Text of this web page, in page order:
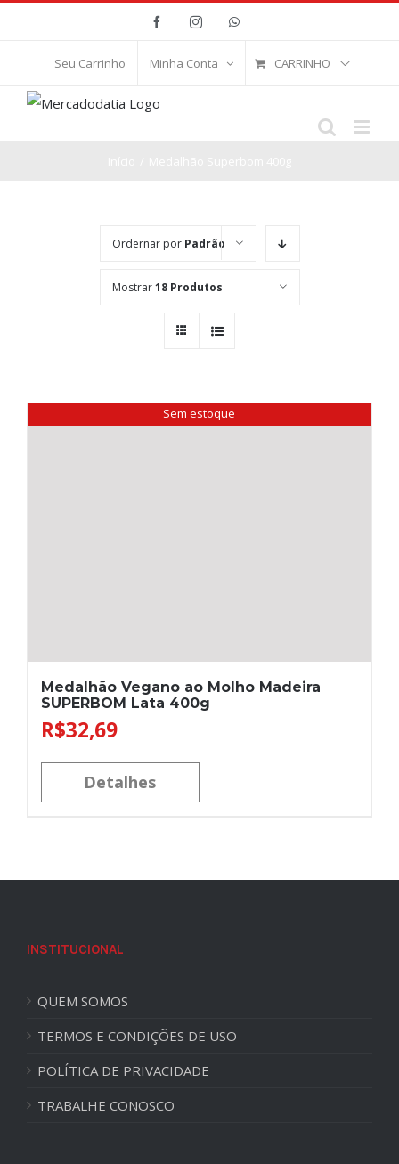
conteúdo
FacebookInstagramWhatsApp
Seu Carrinho Minha Conta CARRINHO
Ordernar por Padrão
Mostrar18 Produtos
Sem estoque
Medalhão Vegano ao Molho Madeira
SUPERBOM Lata 400g
R$32,69
Detalhes
INSTITUCIONAL
QUEM SOMOS
TERMOS E CONDIÇÕES DE USO
POLÍTICA DE PRIVACIDADE
TRABALHE CONOSCO